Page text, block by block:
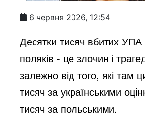
6 червня 2026, 12:54
Десятки тисяч вбитих УПА
поляків - це злочин і
залежно від того, які там
тисяч за українськими
тисяч за польськими.